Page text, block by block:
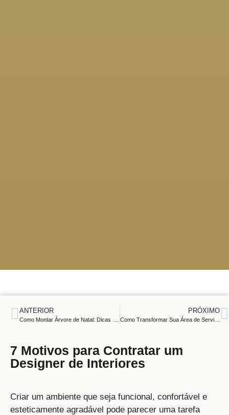
ANTERIOR PRÓXIMO
Como Transformar Sua Área de Serviço em uma Lavanderia de Luxo
7 Motivos para Contratar um
Designer de Interiores
Criar um ambiente que seja funcional, confortável e
esteticamente agradável pode parecer uma tarefa